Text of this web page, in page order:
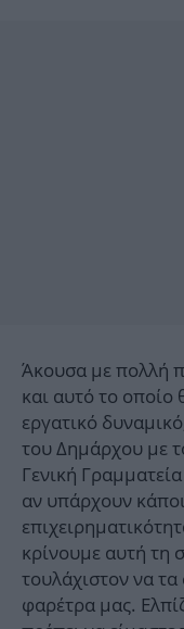
Άκουσα με πολλή
και αυτό το οποίο
εργατικό
του Δημάρχου με
Γενική
αν υπάρχουν
κρίνουμε αυτή τη
τουλάχιστον να
φαρέτρα μας.